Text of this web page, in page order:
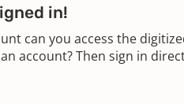
in!
can you access the
account? Then sign in